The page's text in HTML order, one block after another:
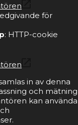
för
: HTTP-cookie
in av denna
och mätning
kan använda